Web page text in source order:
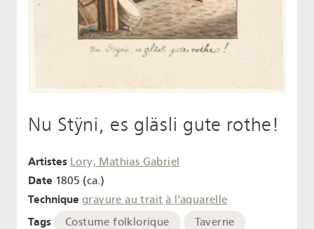
Nu Stÿni, es gläsli gute rothe!
Artistes Lory, Mathias Gabriel
Date 1805 (ca.)
Technique gravure au trait à l'aquarelle
Tags Costume folklorique
Taverne